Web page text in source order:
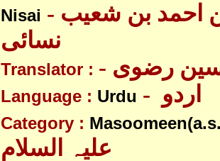
Nisai - عبدالرّحمٰن احمد بن شعیب
نسائی
Translator : رضوی
Language : Urdu
Category :